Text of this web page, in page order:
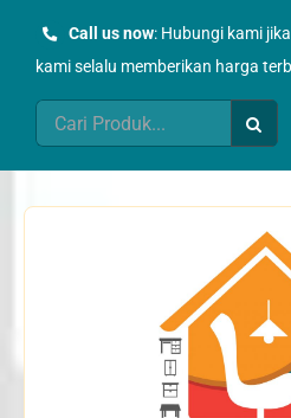
Call us now: Hubungi kami
kami selalu memberikan harga
Search
for: